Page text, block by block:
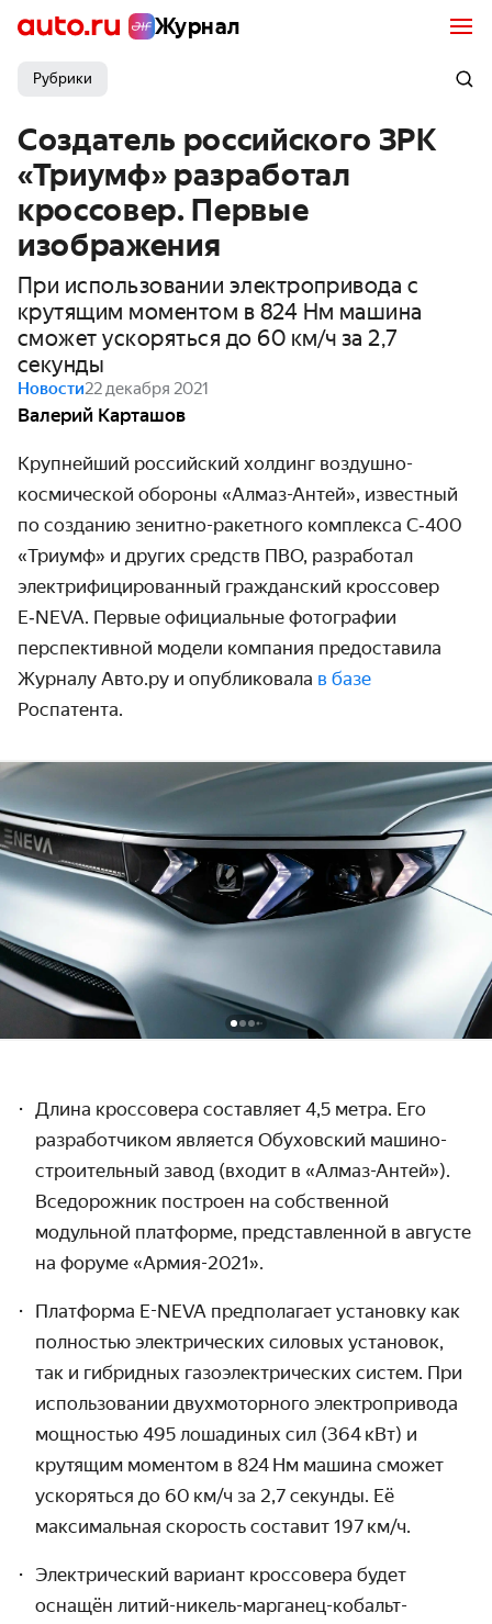
Журнал
Рубрики
Создатель российского ЗРК
«Триумф» разработал
кроссовер. Первые
изображения
При использовании электропривода с
крутящим моментом в 824 Нм машина
сможет ускоряться до 60 км/ч за 2,7
секунды
Новости22 декабря 2021
Валерий Карташов
Крупнейший российский холдинг воздушно-
космической обороны «Алмаз-Антей», известный
по созданию зенитно-ракетного комплекса C‑400
«Триумф» и других средств ПВО, разработал
электрифи­цированный гражданский кроссовер
E‑NEVA. Первые официальные фото­графии
перспективной модели компания предо­ставила
Журналу Авто.ру и опубликовала в базе
Роспатента.
Длина кроссовера составляет 4,5 метра. Его
разработчиком является Обуховский машино­
строительный завод (входит в «Алмаз-Антей»).
Вседорожник построен на собственной
модульной платформе, представ­ленной в августе
на форуме «Армия-2021».
Платформа E-NEVA предполагает установку как
полностью электрических силовых установок,
так и гибридных газо­электри­ческих систем. При
использо­вании двухмоторного электро­привода
мощностью 495 лошадиных сил (364 кВт) и
крутящим моментом в 824 Нм машина сможет
ускоряться до 60 км / ч за 2,7 секунды. Её
максимальная скорость составит 197 км / ч.
Электрический вариант кроссовера будет
оснащён литий-никель-марганец-кобальт-